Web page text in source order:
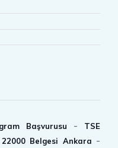
Başvurusu -
TSE
22000 Belgesi Ankara -